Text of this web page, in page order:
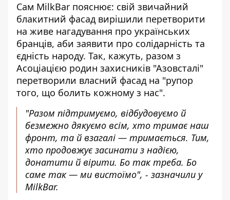
Сам MilkBar пояснює: свій звичайний
блакитний фасад вирішили перетворити
на живе нагадування про українських
бранців, аби заявити про солідарність та
єдність народу. Так, кажуть, разом з
Асоціацією родин захисників "Азовсталі"
перетворили власний фасад на "рупор
того, що болить кожному з нас".
"Разом підтримуємо, відбудовуємо й
безмежно дякуємо всім, хто тримає наш
фронт, та й взагалі — тримається. Тим,
хто продовжує засинати з надією,
донатити й вірити. Бо так треба. Бо
саме так — ми вистоїмо", - зазначили у
MilkBar.